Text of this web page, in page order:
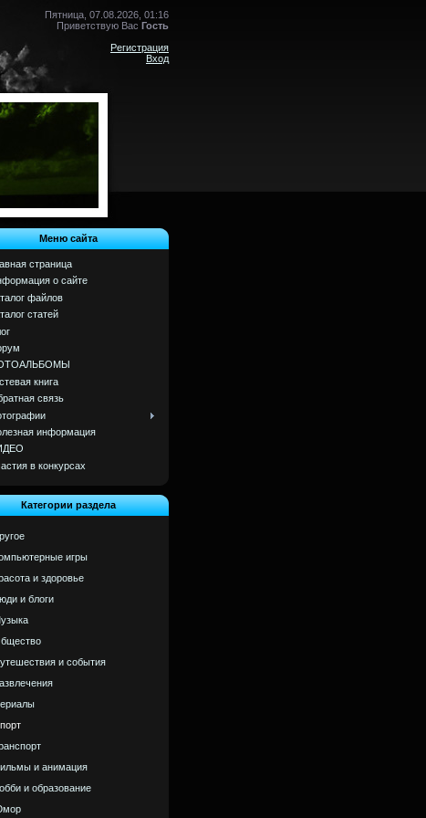
Пятница, 07.08.2026, 01:16
Приветствую Вас Гость
Регистрация
Вход
Меню сайта
страница
о сайте
файлов
статей
книга
связь
информация
в конкурсах
Категории раздела
игры
и здоровье
и блоги
и события
и анимация
и образование